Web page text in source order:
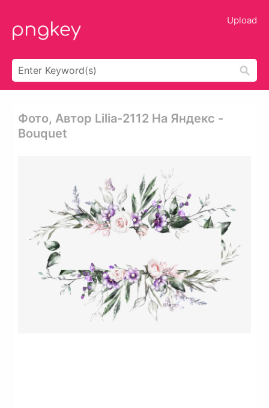
Upload
Фото, Автор Lilia-2112 На Яндекс -
Bouquet